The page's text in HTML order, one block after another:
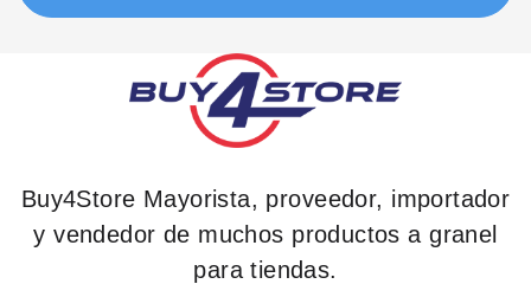
Buy4Store Mayorista, proveedor, importador
y vendedor de muchos productos a granel
para tiendas.